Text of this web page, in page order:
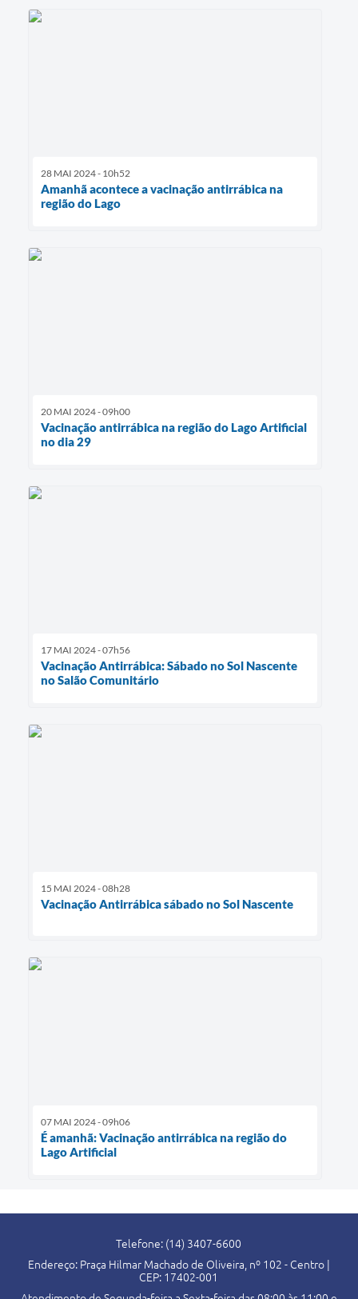
28 MAI 2024 - 10h52
Amanhã acontece a vacinação antirrábica na
região do Lago
20 MAI 2024 - 09h00
Vacinação antirrábica na região do Lago Artificial
no dia 29
17 MAI 2024 - 07h56
Vacinação Antirrábica: Sábado no Sol Nascente
no Salão Comunitário
15 MAI 2024 - 08h28
Vacinação Antirrábica sábado no Sol Nascente
07 MAI 2024 - 09h06
É amanhã: Vacinação antirrábica na região do
Lago Artificial
Telefone: (14) 3407-6600
Endereço: Praça Hilmar Machado de Oliveira, nº 102 - Centro |
CEP: 17402-001